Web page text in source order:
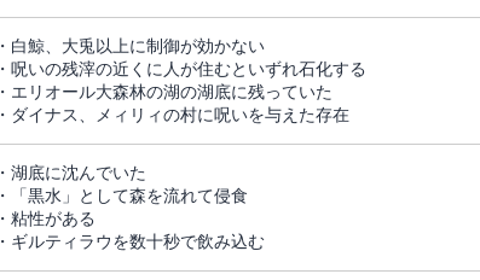
・白鯨、大兎以上に制御が効かない
・呪いの残滓の近くに人が住むといずれ石化する
・エリオール大森林の湖の湖底に残っていた
・ダイナス、メィリィの村に呪いを与えた存在
・湖底に沈んでいた
・「黒水」として森を流れて侵食
・粘性がある
・ギルティラウを数十秒で飲み込む